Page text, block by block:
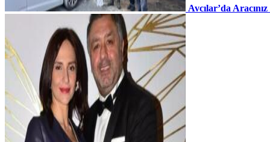
Avcılar’da